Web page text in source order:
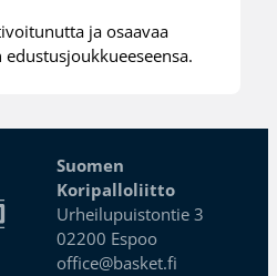
ja osaavaa
Suomen
Koripalloliitto
Urheilupuistontie 3
02200 Espoo
office@basket.fi